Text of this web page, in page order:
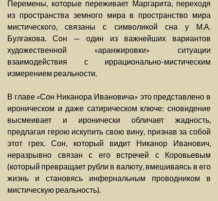
Перемены, которые переживает Маргарита, переходя
из пространства земного мира в пространство мира
мистического, связаны с символикой сна у М.А.
Булгакова. Сон — один из важнейших вариантов
художественной «аранжировки» ситуации
взаимодействия с иррационально-мистическим
измерением реальности.
В главе «Сон Никанора Ивановича» это представлено в
ироническом и даже сатирическом ключе: сновидение
высмеивает и иронически обличает жадность,
предлагая герою искупить свою вину, признав за собой
этот грех. Сон, который видит Никанор Иванович,
неразрывно связан с его встречей с Коровьевым
(который превращает рубли в валюту, вмешиваясь в его
жизнь и становясь инфернальным проводником в
мистическую реальность).